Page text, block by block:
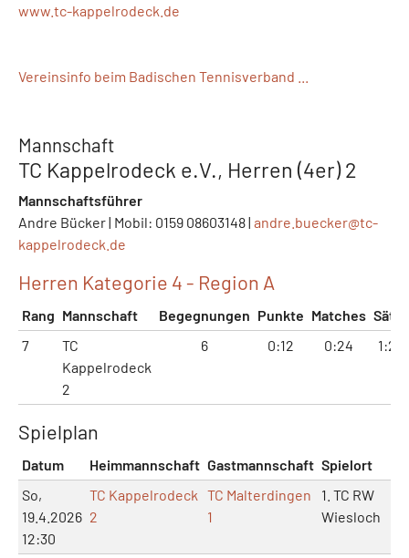
www.tc-kappelrodeck.de
Vereinsinfo beim Badischen Tennisverband ...
Mannschaft
TC Kappelrodeck e.V., Herren (4er) 2
Mannschaftsführer
Andre Bücker | Mobil: 0159 08603148 | andre.buecker@tc-
kappelrodeck.de
Herren Kategorie 4 - Region A
Rang Mannschaft Begegnungen Punkte Matches Sätze
7
TC
Kappelrodeck
2
6 0:12 0:24 1:24
Spielplan
Datum Heimmannschaft Gastmannschaft Spielort
So,
19.4.2026
12:30
TC Kappelrodeck
2
TC Malterdingen
1
1. TC RW
Wiesloch